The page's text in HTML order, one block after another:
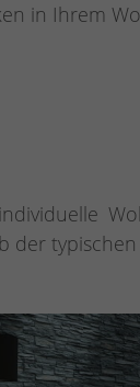
in Ihrem